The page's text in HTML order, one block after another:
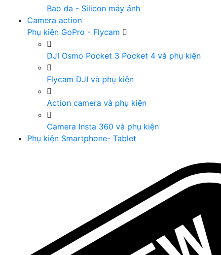
Bao da - Silicon máy ảnh
Camera action
Phụ kiện GoPro - Flycam
DJI Osmo Pocket 3 Pocket 4 và phụ kiện
Flycam DJI và phụ kiện
Action camera và phụ kiện
Camera Insta 360 và phụ kiện
Phụ kiện Smartphone- Tablet